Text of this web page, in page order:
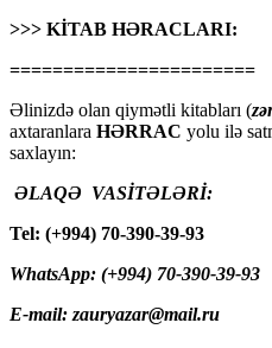
>>> KİTAB HƏRACLARI:
=======================
Əlinizdə olan qiymətli kitabları (
axtaranlara HƏRRAC yolu ilə
saxlayın:
ƏLAQƏ VASİTƏLƏRİ:
Tel: (+994) 70-390-39-93
WhatsApp: (+994) 70-390-39-93
E-mail: zauryazar@mail.ru